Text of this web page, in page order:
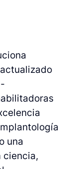
una
ciencia,